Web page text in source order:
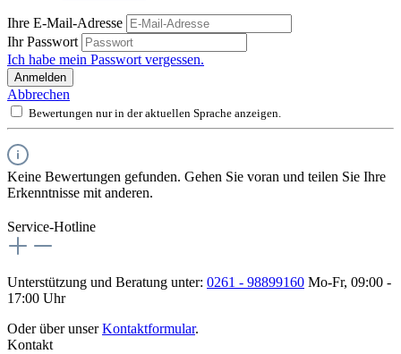
Ihre E-Mail-Adresse
Ihr Passwort
Ich habe mein Passwort vergessen.
Anmelden
Abbrechen
Bewertungen nur in der aktuellen Sprache anzeigen.
Keine Bewertungen gefunden. Gehen Sie voran und teilen Sie Ihre
Erkenntnisse mit anderen.
Service-Hotline
Unterstützung und Beratung unter: 0261 - 98899160 Mo-Fr, 09:00 -
17:00 Uhr
Oder über unserKontaktformular.
Kontakt